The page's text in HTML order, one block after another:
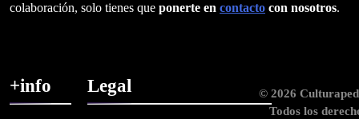
colaboración, solo tienes que ponerte en contacto con nosotros.
+info Legal
© 2026
Todos los